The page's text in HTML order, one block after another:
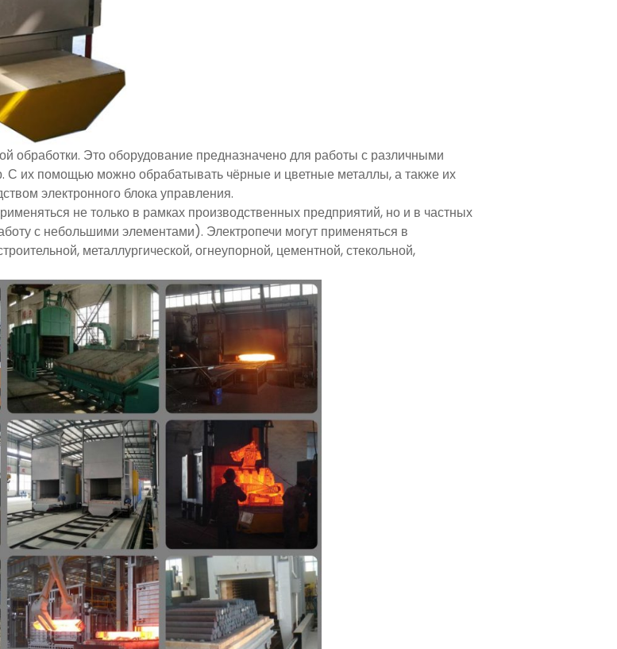
Это оборудование предназначено для работы с различными
С их помощью можно обрабатывать чёрные и цветные металлы, а также их
электронного блока управления.
не только в рамках производственных предприятий, но и в частных
с небольшими элементами). Электропечи могут применяться в
металлургической, огнеупорной, цементной, стекольной,